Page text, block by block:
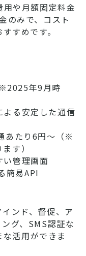
や月額固定料金
のみで、コスト
すめです。
年9月時
る安定した通信
あたり6円～（※
す）
い管理画面
簡易API
ンド、督促、ア
グ、SMS認証な
活用ができま